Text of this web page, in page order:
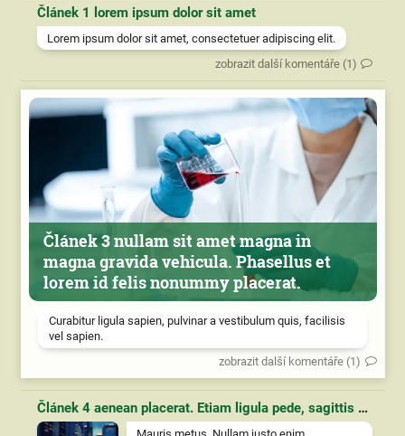
Článek 1 lorem ipsum dolor sit amet
Lorem ipsum dolor sit amet, consectetuer adipiscing elit.
zobrazit další komentáře (1)
Článek 3 nullam sit amet magna in
magna gravida vehicula. Phasellus et
lorem id felis nonummy placerat.
Curabitur ligula sapien, pulvinar a vestibulum quis, facilisis
vel sapien.
zobrazit další komentáře (1)
Článek 4 aenean placerat. Etiam ligula pede, sagittis quis, interdum ultricies, scelerisque eu.